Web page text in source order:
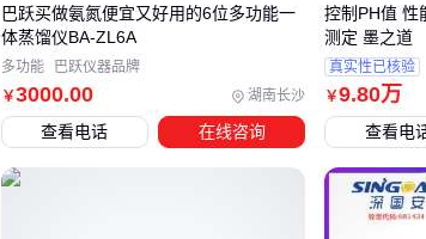
双重保障：即使检测功能失效，手动
防线
与需要手持操作的便携式设备相比，
员的双手，在紧急情况下不会因设备
这种结构差异直接决定了设备在真实
￥3000.00 湖南长沙
巴跃买做氨氮便宜又好用的6位多功能一
体蒸馏仪BA-ZL6A
多功能 巴跃仪器品牌
查看电话 在线咨询
￥9.80万
控制PH值 性
测定 墨之道
真实性已核验
查看电